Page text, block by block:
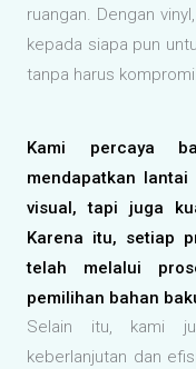
ruangan. Dengan
kepada siapa pun
tanpa harus kompromi.
Kami percaya
mendapatkan
visual, tapi juga
Karena itu, setiap
telah melalui
pemilihan bahan
Selain itu, kami
keberlanjutan dan